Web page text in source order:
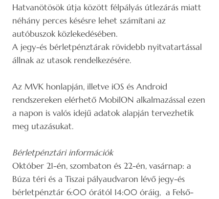
Hatvanötösök útja között félpályás útlezárás miatt
néhány perces késésre lehet számítani az
autóbuszok közlekedésében.
A jegy-és bérletpénztárak rövidebb nyitvatartással
állnak az utasok rendelkezésére.
Az MVK honlapján, illetve iOS és Android
rendszereken elérhető MobilON alkalmazással ezen
a napon is valós idejű adatok alapján tervezhetik
meg utazásukat.
Bérletpénztári információk
Október 21-én, szombaton és 22-én, vasárnap: a
Búza téri és a Tiszai pályaudvaron lévő jegy-és
bérletpénztár 6:00 órától 14:00 óráig, a Felső-